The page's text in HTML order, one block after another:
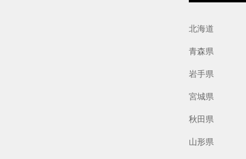
北海道
青森県
岩手県
宮城県
秋田県
山形県